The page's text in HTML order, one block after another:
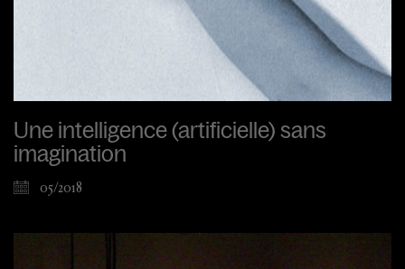
Une intelligence (artificielle) sans
imagination
05/2018